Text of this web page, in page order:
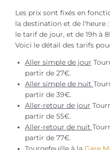
Les prix sont fixés en
la destination et de l'heure
le tarif de jour, et de 19h à
Voici le détail des tarifs
Aller simple de jour
partir de 27€.
Aller simple de nuit
partir de 39€.
Aller-retour de jour
partir de 55€.
Aller-retour de nuit
partir de 77€.